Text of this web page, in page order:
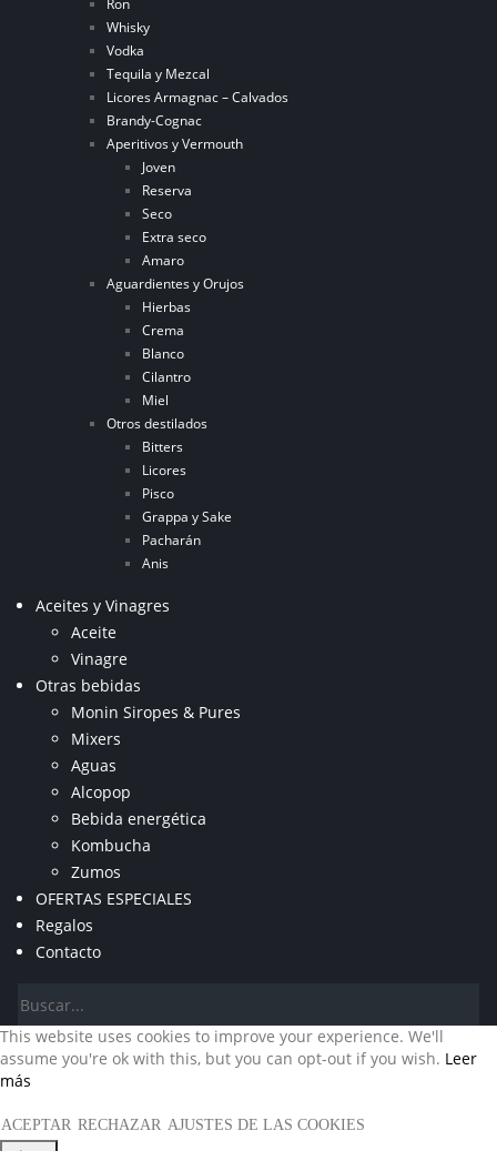
Ron
Whisky
Vodka
Tequila y Mezcal
Licores Armagnac – Calvados
Brandy-Cognac
Aperitivos y Vermouth
Joven
Reserva
Seco
Extra seco
Amaro
Aguardientes y Orujos
Hierbas
Crema
Blanco
Cilantro
Miel
Otros destilados
Bitters
Licores
Pisco
Grappa y Sake
Pacharán
Anis
Aceites y Vinagres
Aceite
Vinagre
Otras bebidas
Monin Siropes & Pures
Mixers
Aguas
Alcopop
Bebida energética
Kombucha
Zumos
OFERTAS ESPECIALES
Regalos
Contacto
This website uses cookies to improve your experience. We'll
assume you're ok with this, but you can opt-out if you wish. Leer
más
ACEPTAR RECHAZAR AJUSTES DE LAS COOKIES